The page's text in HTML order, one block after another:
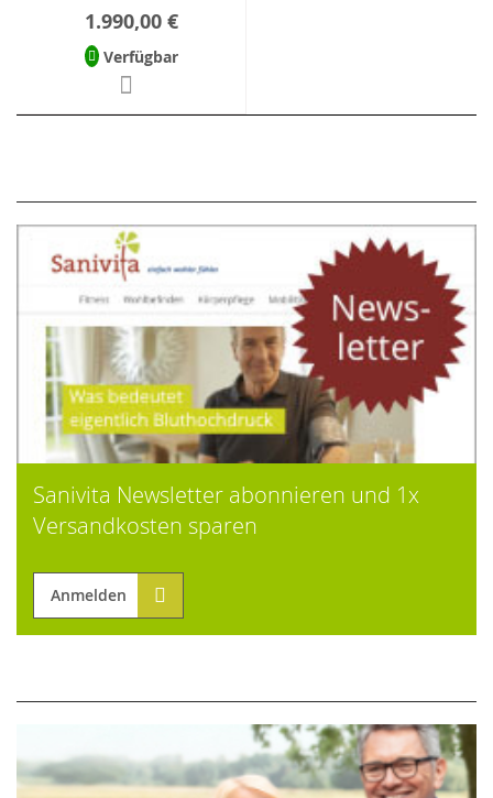
1.990,00 €
Verfügbar
Sanivita Newsletter abonnieren und 1x
Versandkosten sparen
Anmelden